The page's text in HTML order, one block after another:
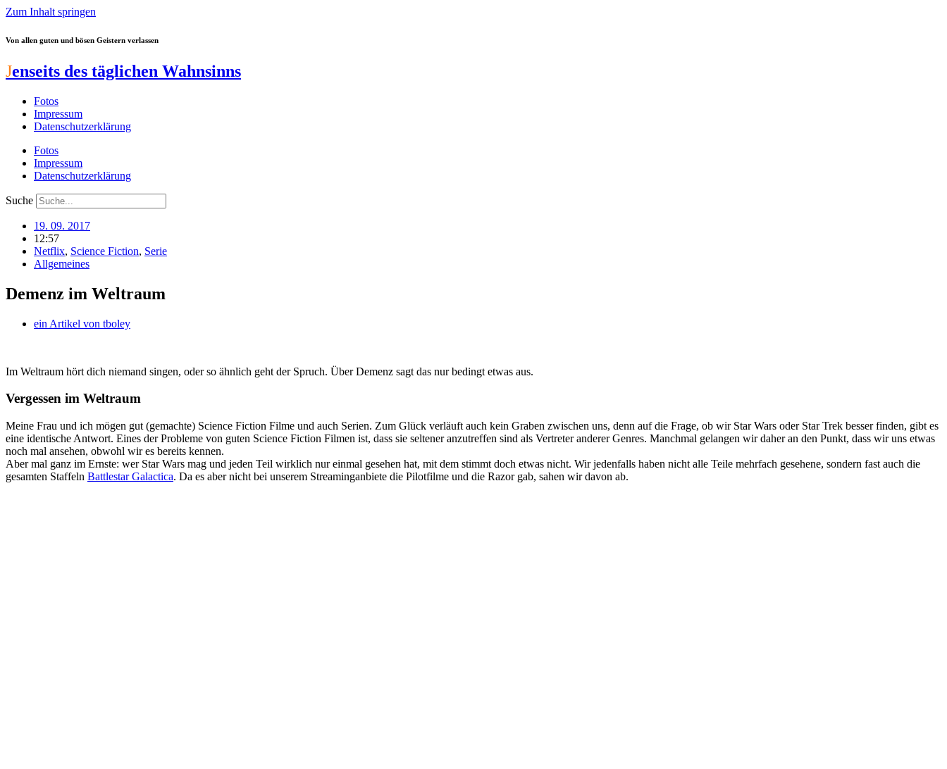
Zum Inhalt springen
Von allen guten und bösen Geistern verlassen
Jenseits des täglichen Wahnsinns
Fotos
Impressum
Datenschutzerklärung
Fotos
Impressum
Datenschutzerklärung
Suche
19. 09. 2017
12:57
Netflix, Science Fiction, Serie
Allgemeines
Demenz im Weltraum
ein Artikel von tboley
Im Weltraum hört dich niemand singen, oder so ähnlich geht der Spruch. Über Demenz sagt das nur bedingt etwas aus.
Vergessen im Weltraum
Meine Frau und ich mögen gut (gemachte) Science Fiction Filme und auch Serien. Zum Glück verläuft auch kein Graben zwischen uns, denn auf die Frage, ob wir Star Wars oder Star Trek besser finden, gibt es
eine identische Antwort. Eines der Probleme von guten Science Fiction Filmen ist, dass sie seltener anzutreffen sind als Vertreter anderer Genres. Manchmal gelangen wir daher an den Punkt, dass wir uns etwas
noch mal ansehen, obwohl wir es bereits kennen.
Aber mal ganz im Ernste: wer Star Wars mag und jeden Teil wirklich nur einmal gesehen hat, mit dem stimmt doch etwas nicht. Wir jedenfalls haben nicht alle Teile mehrfach gesehene, sondern fast auch die
gesamten Staffeln Battlestar Galactica. Da es aber nicht bei unserem Streaminganbiete die Pilotfilme und die Razor gab, sahen wir davon ab.